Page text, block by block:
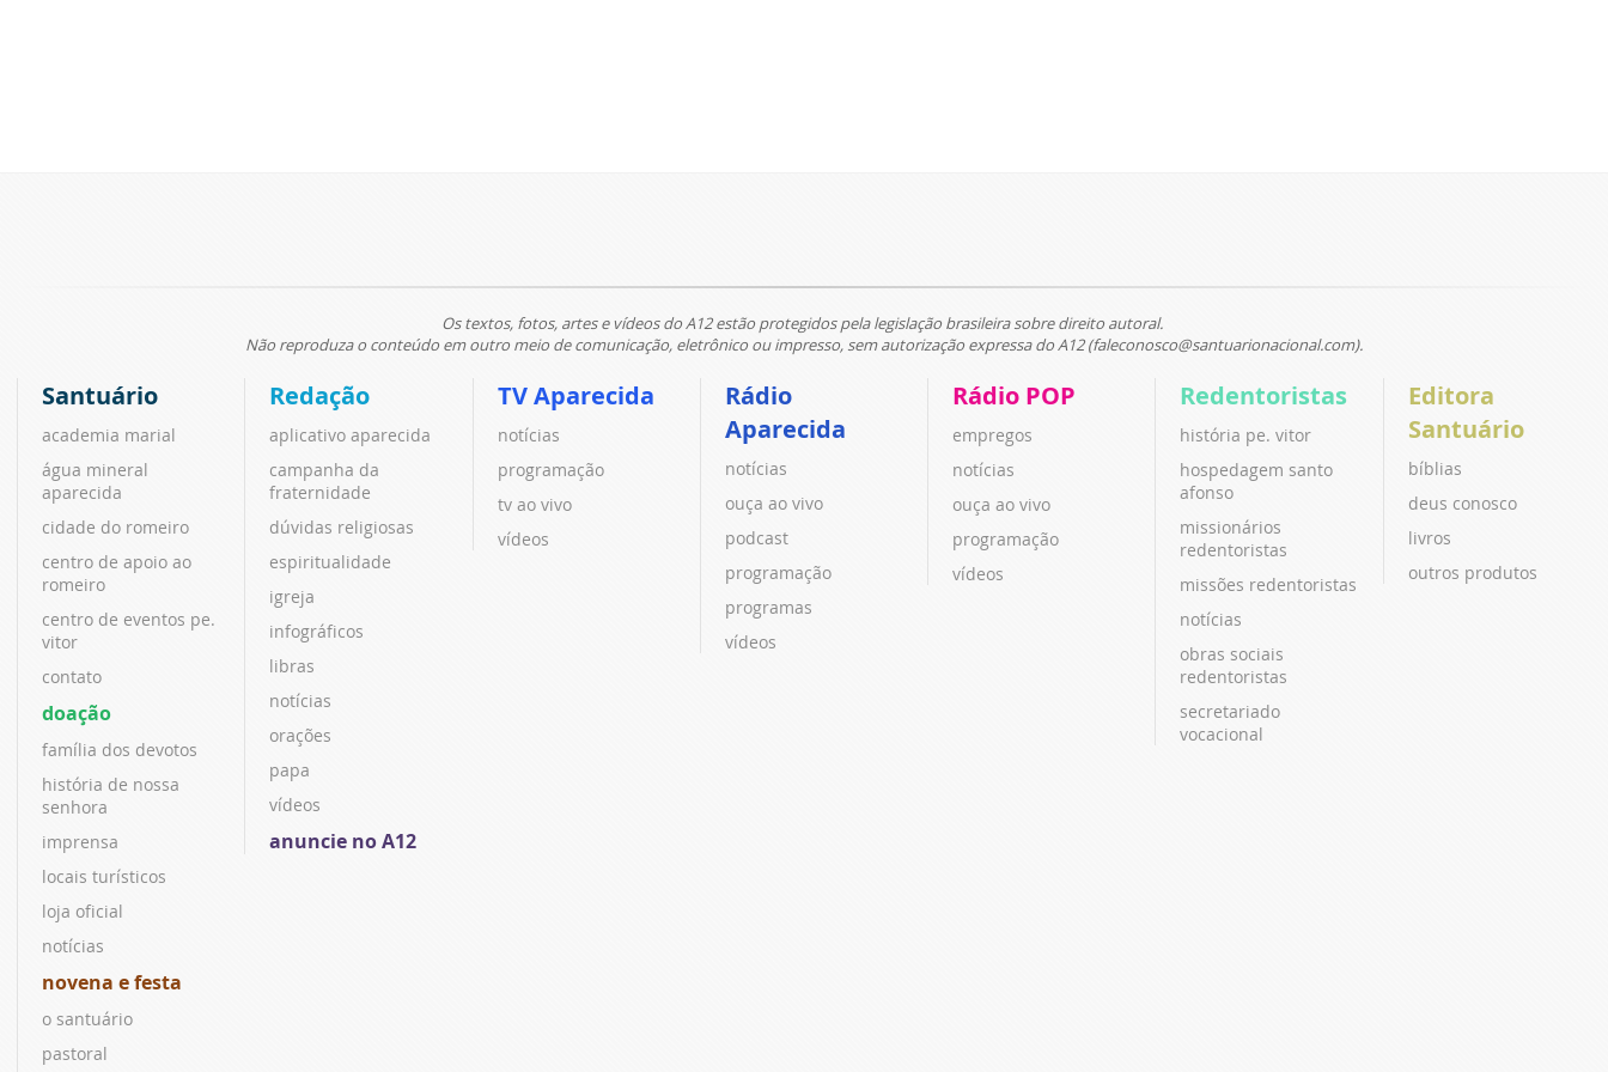
Os textos, fotos, artes e vídeos do A12 estão protegidos pela legislação brasileira sobre direito autoral.
Não reproduza o conteúdo em outro meio de comunicação, eletrônico ou impresso, sem autorização expressa do A12 (faleconosco@santuarionacional.com).
Santuário
academia marial
água mineral
aparecida
cidade do romeiro
centro de apoio ao
romeiro
centro de eventos pe.
vitor
contato
doação
família dos devotos
história de nossa
senhora
imprensa
locais turísticos
loja oficial
notícias
novena e festa
o santuário
pastoral
Redação
aplicativo aparecida
campanha da
fraternidade
dúvidas religiosas
espiritualidade
igreja
infográficos
libras
notícias
orações
papa
vídeos
anuncie no A12
TV Aparecida
notícias
programação
tv ao vivo
vídeos
Rádio
Aparecida
notícias
ouça ao vivo
podcast
programação
programas
vídeos
Rádio POP
empregos
notícias
ouça ao vivo
programação
vídeos
Redentoristas
história pe. vitor
hospedagem santo
afonso
missionários
redentoristas
missões redentoristas
notícias
obras sociais
redentoristas
secretariado
vocacional
Editora
Santuário
bíblias
deus conosco
livros
outros produtos